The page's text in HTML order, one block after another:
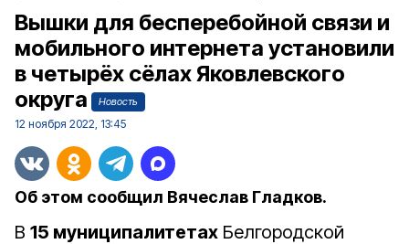
Вышки для бесперебойной связи и
мобильного интернета установили
в четырёх сёлах Яковлевского
округа
Новость
12 ноября 2022, 13:45
Об этом сообщил Вячеслав Гладков.
В 15 муниципалитетах Белгородской